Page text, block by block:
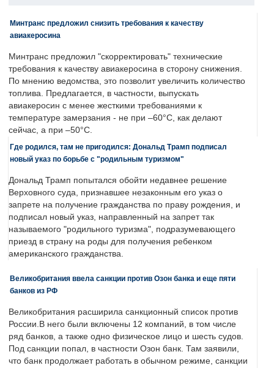
Минтранс предложил снизить требования к качеству
авиакеросина
Минтранс предложил "скорректировать" технические
требования к качеству авиакеросина в сторону снижения.
По мнению ведомства, это позволит увеличить количество
топлива. Предлагается, в частности, выпускать
авиакеросин с менее жесткими требованиями к
температуре замерзания - не при –60°C, как делают
сейчас, а при –50°C.
Где родился, там не пригодился: Дональд Трамп подписал
новый указ по борьбе с "родильным туризмом"
Дональд Трамп попытался обойти недавнее решение
Верховного суда, признавшее незаконным его указ о
запрете на получение гражданства по праву рождения, и
подписал новый указ, направленный на запрет так
называемого "родильного туризма", подразумевающего
приезд в страну на роды для получения ребенком
американского гражданства.
Великобритания ввела санкции против Озон банка и еще пяти
банков из РФ
Великобритания расширила санкционный список против
России.В него были включены 12 компаний, в том числе
ряд банков, а также одно физическое лицо и шесть судов.
Под санкции попал, в частности Озон банк. Там заявили,
что банк продолжает работать в обычном режиме, санкции